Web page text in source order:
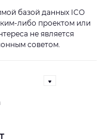
базой данных ICO
либо проектом или
не является
советом.